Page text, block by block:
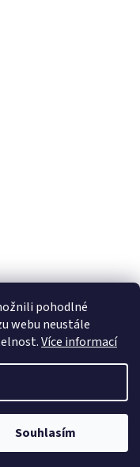
pohodlné
webu neustále
Více informací
Souhlasím
práva vyhrazena.